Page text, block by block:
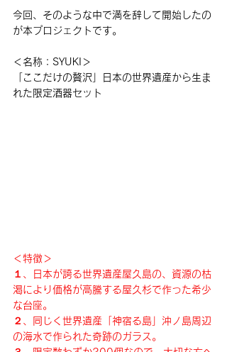
今回、そのような中で満を辞して開始したの
が本プロジェクトです。
＜名称：SYUKI＞
「ここだけの贅沢」日本の世界遺産から生ま
れた限定酒器セット
＜特徴＞
１、日本が誇る世界遺産屋久島の、資源の枯
渇により価格が高騰する屋久杉で作った希少
な台座。
２、同じく世界遺産「神宿る島」沖ノ島周辺
の海水で作られた奇跡のガラス。